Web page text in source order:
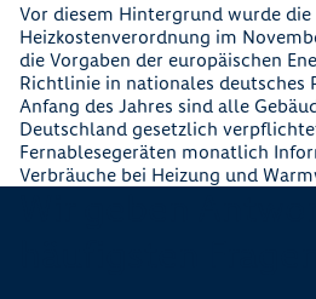
Vor diesem Hintergrund wurde die
Heizkostenverordnung im
die Vorgaben der europäischen
Richtlinie in nationales deutsches
Anfang des Jahres sind alle
Deutschland gesetzlich
Fernablesegeräten monatlich
Verbräuche bei Heizung und